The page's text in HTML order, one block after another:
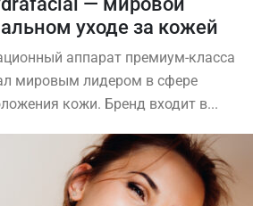
уходе за кожей
аппарат премиум-класса
мировым лидером в сфере
кожи. Бренд входит в...